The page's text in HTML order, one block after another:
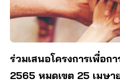
ร่วมเสนอโครงการเพื่อก
2565 หมดเขต 25 เมษา